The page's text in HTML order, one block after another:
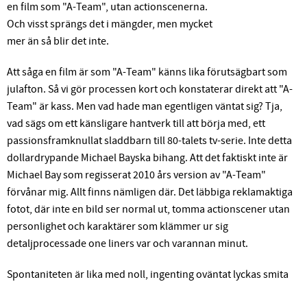
en film som "A-Team", utan actionscenerna.
Och visst sprängs det i mängder, men mycket
mer än så blir det inte.
Att såga en film är som "A-Team" känns lika förutsägbart som
julafton. Så vi gör processen kort och konstaterar direkt att "A-
Team" är kass. Men vad hade man egentligen väntat sig? Tja,
vad sägs om ett känsligare hantverk till att börja med, ett
passionsframknullat sladdbarn till 80-talets tv-serie. Inte detta
dollardrypande Michael Bayska bihang. Att det faktiskt inte är
Michael Bay som regisserat 2010 års version av "A-Team"
förvånar mig. Allt finns nämligen där. Det läbbiga reklamaktiga
fotot, där inte en bild ser normal ut, tomma actionscener utan
personlighet och karaktärer som klämmer ur sig
detaljprocessade one liners var och varannan minut.
Spontaniteten är lika med noll, ingenting oväntat lyckas smita